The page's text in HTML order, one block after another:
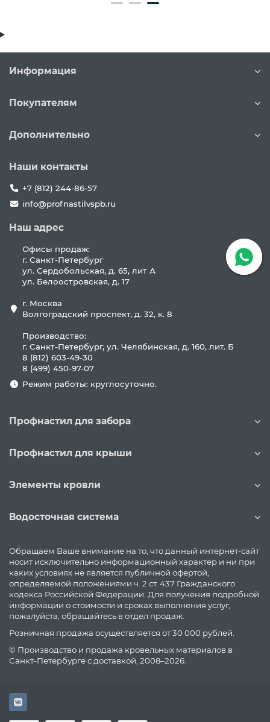
Информация
Покупателям
Дополнительно
Наши контакты
+7 (812) 244-86-57
info@profnastilvspb.ru
Наш адрес
Офисы продаж:
г. Санкт-Петербург
ул. Сердобольская, д. 65, лит А
ул. Белоостровская, д. 17
г. Москва
Волгоградский проспект, д. 32, к. 8
Производство:
г. Санкт-Петербург, ул. Челябинская, д. 160, лит. Б
8 (812) 603-49-30
8 (499) 450-97-07
Режим работы: круглосуточно.
Профнастил для забора
Профнастил для крыши
Элементы кровли
Водосточная система
Обращаем Ваше внимание на то, что данный интернет-сайт
носит исключительно информационный характер и ни при
каких условиях не является публичной офертой,
определяемой положениями ч. 2 ст. 437 Гражданского
кодекса Российской Федерации. Для получения подробной
информации о стоимости и сроках выполнения услуг,
пожалуйста, обращайтесь в отдел продаж.
Розничная продажа осуществляется от 30 000 рублей.
© Производство и продажа кровельных материалов в
Санкт-Петербурге с доставкой, 2008–2026.